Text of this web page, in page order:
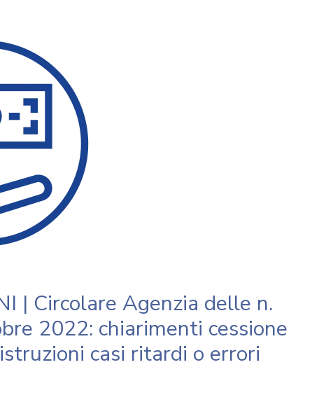
| Circolare Agenzia delle n.
2022: chiarimenti cessione
casi ritardi o errori